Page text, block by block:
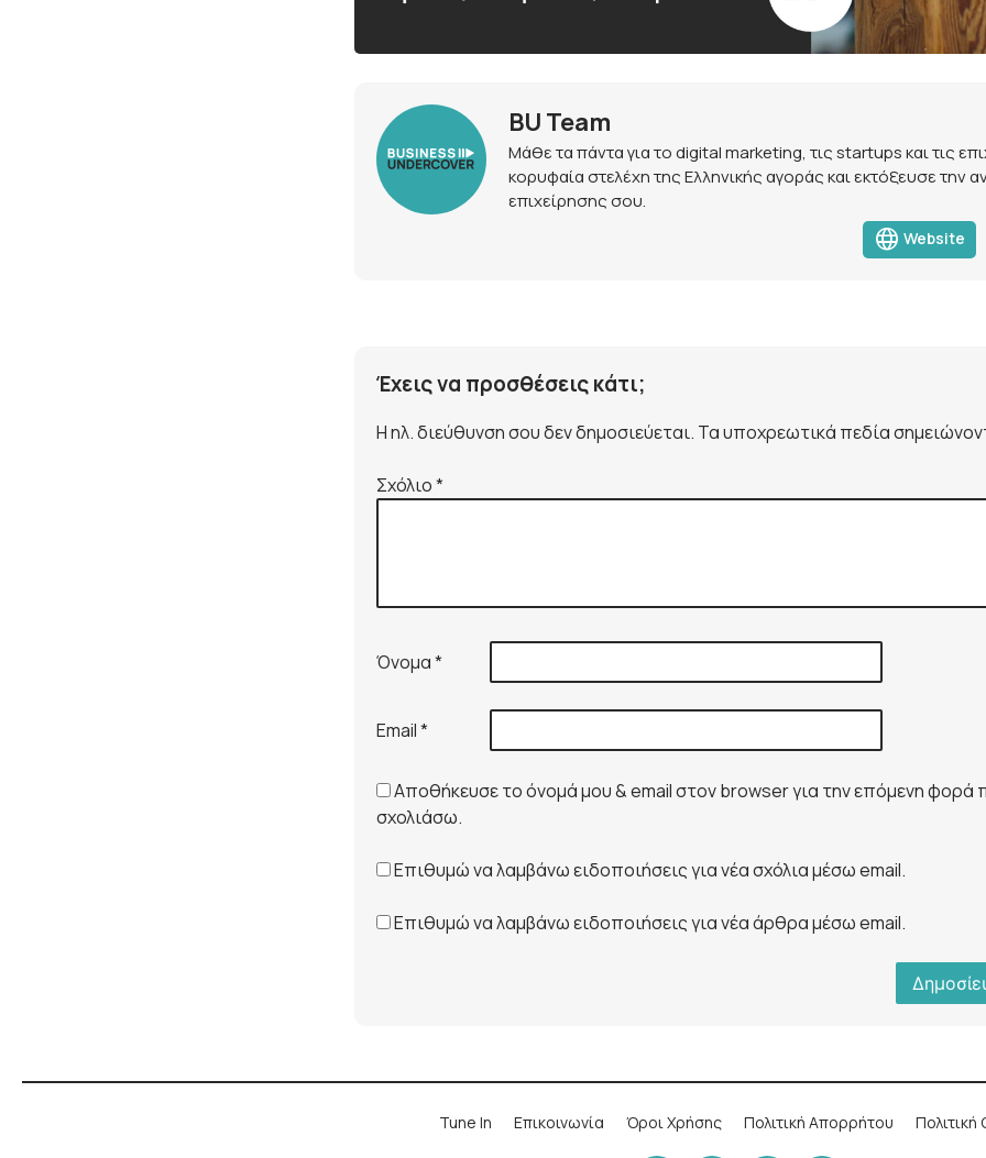
BU Team
Μάθε τα πάντα για το digital marketing, τις startups και τις
κορυφαία στελέχη της Ελληνικής αγοράς και εκτόξευσε την
επιχείρησης σου.
language Website
Έχεις να προσθέσεις κάτι;
Η ηλ. διεύθυνση σου δεν δημοσιεύεται. Τα υποχρεωτικά πεδία
Σχόλιο*
Όνομα*
Email*
Αποθήκευσε το όνομά μου & email στον browser για την επόμενη φορά
σχολιάσω.
Επιθυμώ να λαμβάνω ειδοποιήσεις για νέα σχόλια μέσω email.
Επιθυμώ να λαμβάνω ειδοποιήσεις για νέα άρθρα μέσω email.
Tune In Επικοινωνία Όροι Χρήσης Πολιτική Απορρήτου